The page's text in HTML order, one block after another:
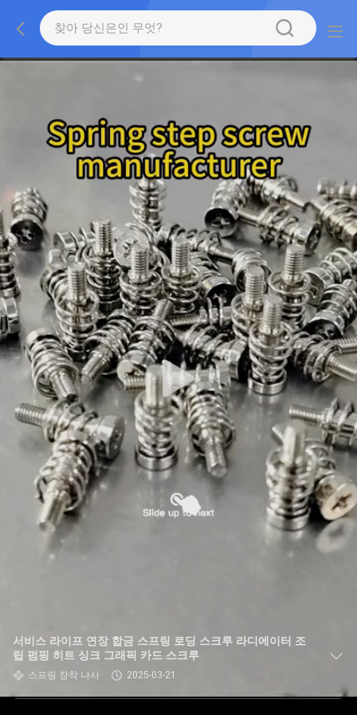
서비스 라이프 연장 합금 스프링 로딩 스크루 라디에이터 조
립 펌핑 히트 싱크 그래픽 카드 스크루
스프링 장착 나사 2025-03-21